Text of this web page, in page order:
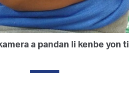
a pandan li kenbe yon